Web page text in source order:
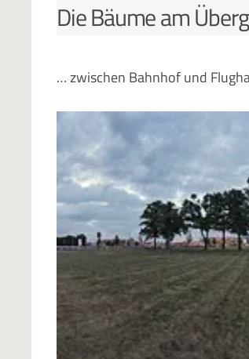
Die Bäume am
… zwischen Bahnhof und